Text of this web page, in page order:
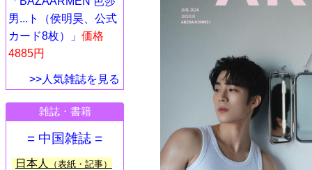
男...ト（侯明昊、公式
カード8枚）」 価格
4885円
>>人気雑誌を見る
雑誌・書籍
= 中国雑誌 =
日本人 （表紙・記事）